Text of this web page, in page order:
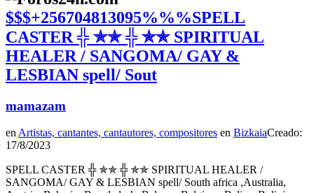
$$$+256704813095%%%SPELL
CASTER ╬ ✯✯ ╬ ✯✯ SPIRITUAL
HEALER / SANGOMA/ GAY &
LESBIAN spell/ Sout
mamazam
en Artistas, cantantes, cantautores, compositores en BizkaiaCreado:
17/8/2023
SPELL CASTER ╬ ✯✯ ╬ ✯✯ SPIRITUAL HEALER /
SANGOMA/ GAY & LESBIAN spell/ South africa ,Australia,